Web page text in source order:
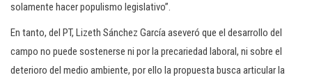
solamente hacer populismo legislativo”.
En tanto, del PT, Lizeth Sánchez García aseveró que el desarrollo del
campo no puede sostenerse ni por la precariedad laboral, ni sobre el
deterioro del medio ambiente, por ello la propuesta busca articular la